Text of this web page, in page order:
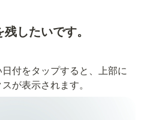
したいです。
付をタップすると、上部に
が表示されます。